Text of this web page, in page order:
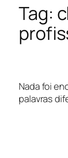
Tag:
Nada foi
palavras